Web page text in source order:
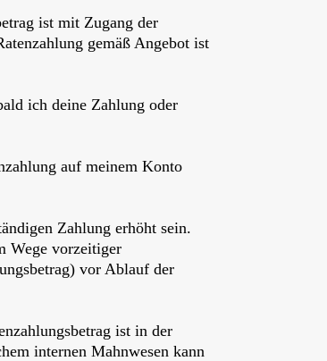
ist mit Zugang der
gemäß Angebot ist
ich deine Zahlung oder
auf meinem Konto
Zahlung erhöht sein.
Wege vorzeitiger
vor Ablauf der
ist in der
internen Mahnwesen kann